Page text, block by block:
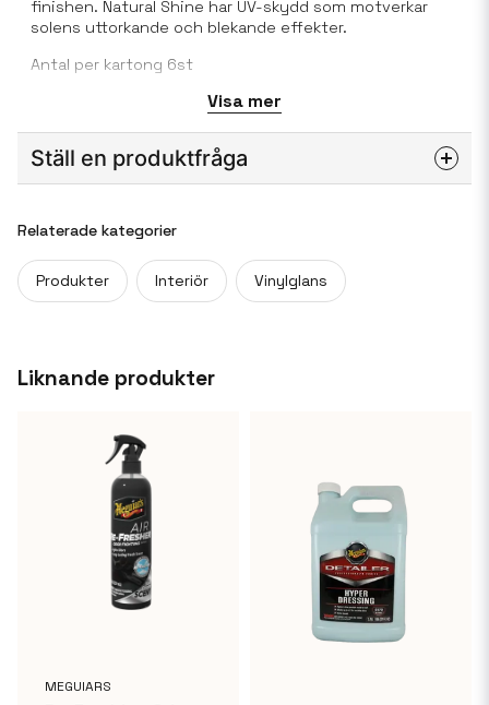
finishen. Natural Shine har UV-skydd som motverkar
solens uttorkande och blekande effekter.
Antal per kartong 6st
G4116
Visa mer
Ställ en produktfråga
Fråga oss något om denna produkten...
Ja, ni får publicera min fråga
Relaterade kategorier
Produkter Interiör Vinylglans
Liknande produkter
MEGUIARS